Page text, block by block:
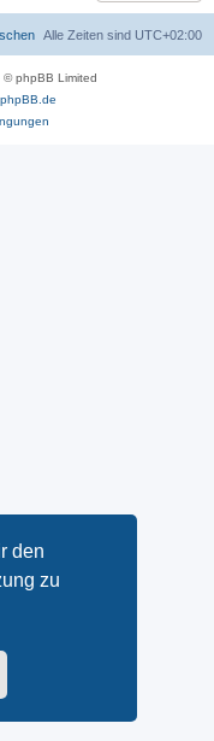
den
zu
Alle Zeiten sind UTC+02:00
© phpBB Limited
phpBB.de